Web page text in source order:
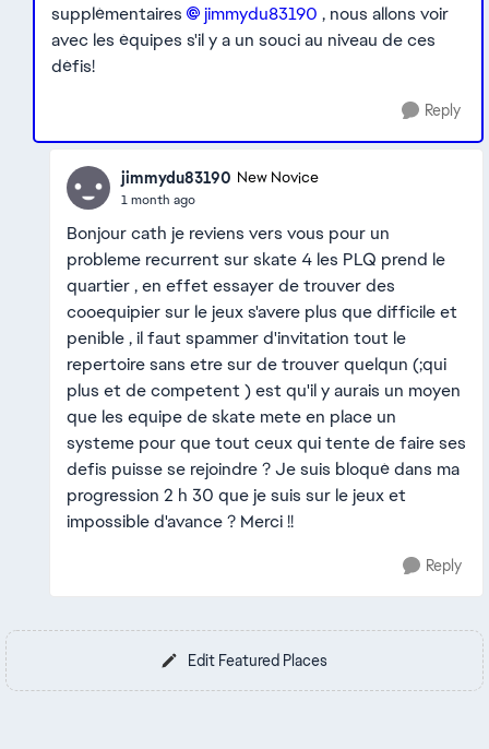
supplémentaires
jimmydu83190​ , nous allons voir
avec les équipes s'il y a un souci au niveau de ces
défis!
Reply
jimmydu83190 New Novice
1 month ago
Bonjour cath je reviens vers vous pour un
probleme recurrent sur skate 4 les PLQ prend le
quartier , en effet essayer de trouver des
cooequipier sur le jeux s'avere plus que difficile et
penible , il faut spammer d'invitation tout le
repertoire sans etre sur de trouver quelqun (;qui
plus et de competent ) est qu'il y aurais un moyen
que les equipe de skate mete en place un
systeme pour que tout ceux qui tente de faire ses
defis puisse se rejoindre ? Je suis bloqué dans ma
progression 2 h 30 que je suis sur le jeux et
impossible d'avance ? Merci !!
Reply
Edit Featured Places